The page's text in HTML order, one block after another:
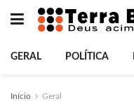
GERAL POLÍTICA
Início Geral